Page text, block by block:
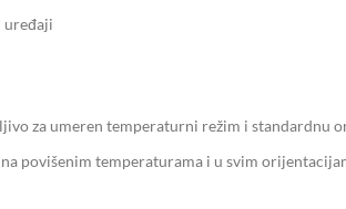
uređaji
za umeren temperaturni režim i standardnu
povišenim temperaturama i u svim